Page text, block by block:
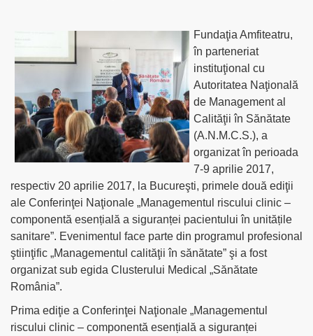
Fundaţia Amfiteatru,
în parteneriat
instituţional cu
Autoritatea Naţională
de Management al
Calităţii în Sănătate
(A.N.M.C.S.), a
organizat în perioada
7-9 aprilie 2017,
respectiv 20 aprilie 2017, la Bucureşti, primele două ediţii
ale Conferinţei Naţionale „Managementul riscului clinic –
componentă esențială a siguranței pacientului în unitățile
sanitare”. Evenimentul face parte din programul profesional
ştiinţific „Managementul calităţii în sănătate” şi a fost
organizat sub egida Clusterului Medical „Sănătate
România”.
Prima ediţie a Conferinţei Naţionale „Managementul
riscului clinic – componentă esențială a siguranței